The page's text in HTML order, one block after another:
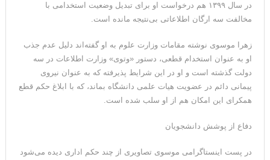
در سال ۱۳۹۹ هم درخواست او برای تبدیل وضعیت استخدامی با
مخالفت سه ارگان اطلاعاتی بی‌نتیجه مانده است.
زهرا موسوی نوشته مقامات وزارت علوم به او گفته‌اند دلیل عدم جذب
او به عنوان استخدام قطعی، دستور «وتوی» وزارت اطلاعات در سه
دولت گذشته است و او در این شرایط پذیرفته که به عنوان نیروی
پیمانی دائم در عضویت هیات علمی دانشگاه بماند، که با ابلاغ حکم قطع
همکرای این امکان هم از او سلب شده است.
دفاع از پوشش دانشجویان
در پست اینستاگرامی موسوی تصاویری از چند حکم اداری دیده می‌شود